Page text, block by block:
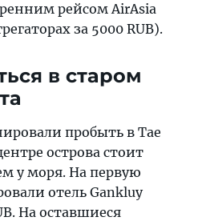
рейсом AirAsia
за 5000 RUB).
в старом
пробыть в Тае
острова стоит
у моря. На первую
отель Gankluy
На оставшиеся